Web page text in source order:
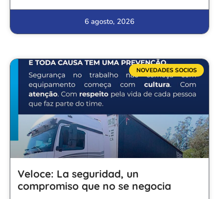
6 agosto, 2026
NOVEDADES SOCIOS
Veloce: La seguridad, un
compromiso que no se negocia